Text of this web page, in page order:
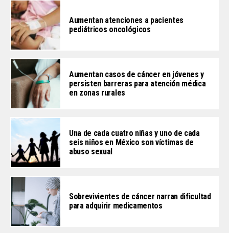
Aumentan atenciones a pacientes
pediátricos oncológicos
Aumentan casos de cáncer en jóvenes y
persisten barreras para atención médica
en zonas rurales
Una de cada cuatro niñas y uno de cada
seis niños en México son víctimas de
abuso sexual
Sobrevivientes de cáncer narran dificultad
para adquirir medicamentos